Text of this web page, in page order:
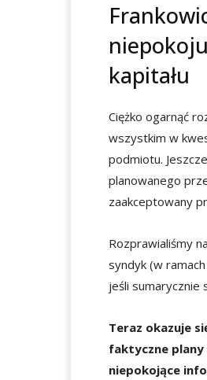
kapitału
Ciężko ogarnąć
wszystkim w
podmiotu.
planowanego
zaakceptowany
Rozprawialiśmy
syndyk (w
jeśli sumarycznie
Teraz okazuje
faktyczne plany
niepokojące